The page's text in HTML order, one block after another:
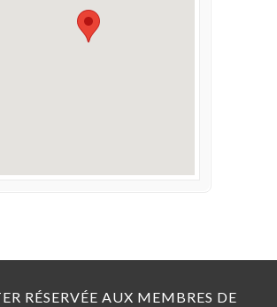
RÉSERVÉE AUX MEMBRES DE